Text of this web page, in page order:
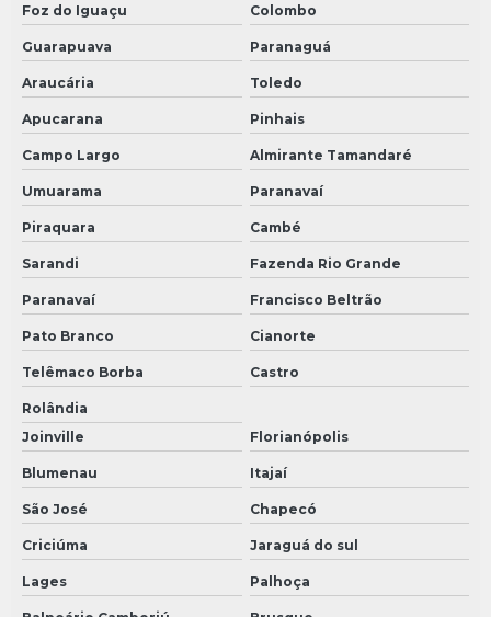
Foz do Iguaçu Colombo
Guarapuava Paranaguá
Araucária Toledo
Apucarana Pinhais
Campo Largo Almirante Tamandaré
Umuarama Paranavaí
Piraquara Cambé
Sarandi Fazenda Rio Grande
Paranavaí Francisco Beltrão
Pato Branco Cianorte
Telêmaco Borba Castro
Rolândia
Joinville
Florianópolis
Blumenau Itajaí
São José Chapecó
Criciúma Jaraguá do sul
Lages Palhoça